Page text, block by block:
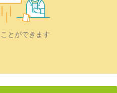
とができます